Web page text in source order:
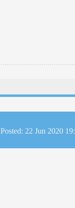
Posted: 22 Jun 2020